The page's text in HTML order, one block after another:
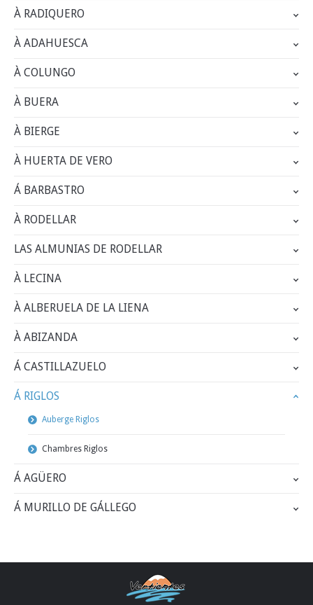
À RADIQUERO
À ADAHUESCA
À COLUNGO
À BUERA
À BIERGE
À HUERTA DE VERO
Á BARBASTRO
À RODELLAR
LAS ALMUNIAS DE RODELLAR
À LECINA
À ALBERUELA DE LA LIENA
À ABIZANDA
Á CASTILLAZUELO
Á RIGLOS
Auberge Riglos
Chambres Riglos
Á AGÜERO
Á MURILLO DE GÁLLEGO